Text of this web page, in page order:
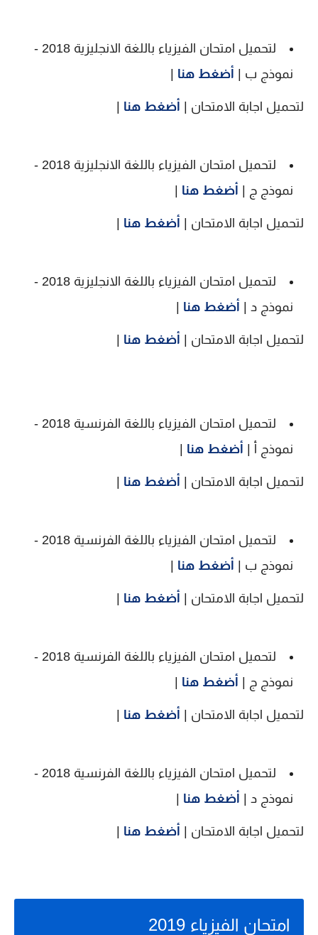
لتحميل امتحان الفيزياء باللغة الانجليزية 2018 -
نموذج ب | أضغط هنا
لتحميل اجابة الامتحان | أضغط هنا
لتحميل امتحان الفيزياء باللغة الانجليزية 2018 -
نموذج ج | أضغط هنا
لتحميل اجابة الامتحان | أضغط هنا
لتحميل امتحان الفيزياء باللغة الانجليزية 2018 -
نموذج د | أضغط هنا
لتحميل اجابة الامتحان | أضغط هنا
لتحميل امتحان الفيزياء باللغة الفرنسية 2018 -
نموذج أ | أضغط هنا
لتحميل اجابة الامتحان | أضغط هنا
لتحميل امتحان الفيزياء باللغة الفرنسية 2018 -
نموذج ب | أضغط هنا
لتحميل اجابة الامتحان | أضغط هنا
لتحميل امتحان الفيزياء باللغة الفرنسية 2018 -
نموذج ج | أضغط هنا
لتحميل اجابة الامتحان | أضغط هنا
لتحميل امتحان الفيزياء باللغة الفرنسية 2018 -
نموذج د | أضغط هنا
لتحميل اجابة الامتحان | أضغط هنا
امتحان الفيزياء 2019